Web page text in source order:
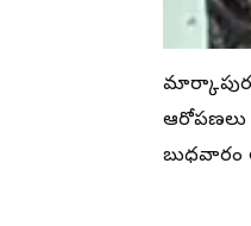
బుధవారం